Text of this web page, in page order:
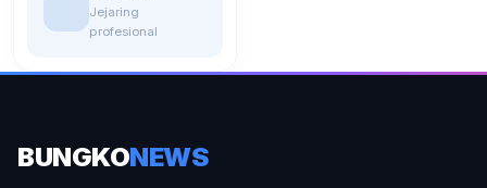
Jejaring
profesional
BUNGKONEWS